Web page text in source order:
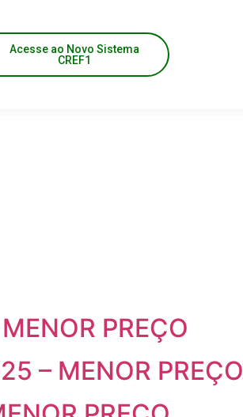
Acesse ao Novo Sistema
CREF1
PREÇO
– MENOR PREÇO